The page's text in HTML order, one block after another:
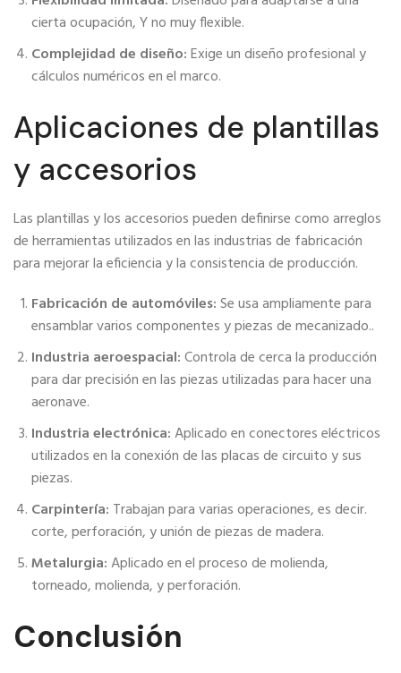
cierta ocupación, Y no muy flexible.
Complejidad de diseño:Exige un diseño profesional y
cálculos numéricos en el marco.
Aplicaciones de plantillas
y accesorios
Las plantillas y los accesorios pueden definirse como arreglos
de herramientas utilizados en las industrias de fabricación
para mejorar la eficiencia y la consistencia de producción.
Fabricación de automóviles:Se usa ampliamente para
ensamblar varios componentes y piezas de mecanizado..
Industria aeroespacial:Controla de cerca la producción
para dar precisión en las piezas utilizadas para hacer una
aeronave.
Industria electrónica:Aplicado en conectores eléctricos
utilizados en la conexión de las placas de circuito y sus
piezas.
Carpintería: Trabajan para varias operaciones, es decir.
corte, perforación, y unión de piezas de madera.
Metalurgia:Aplicado en el proceso de molienda,
torneado, molienda, y perforación.
Conclusión